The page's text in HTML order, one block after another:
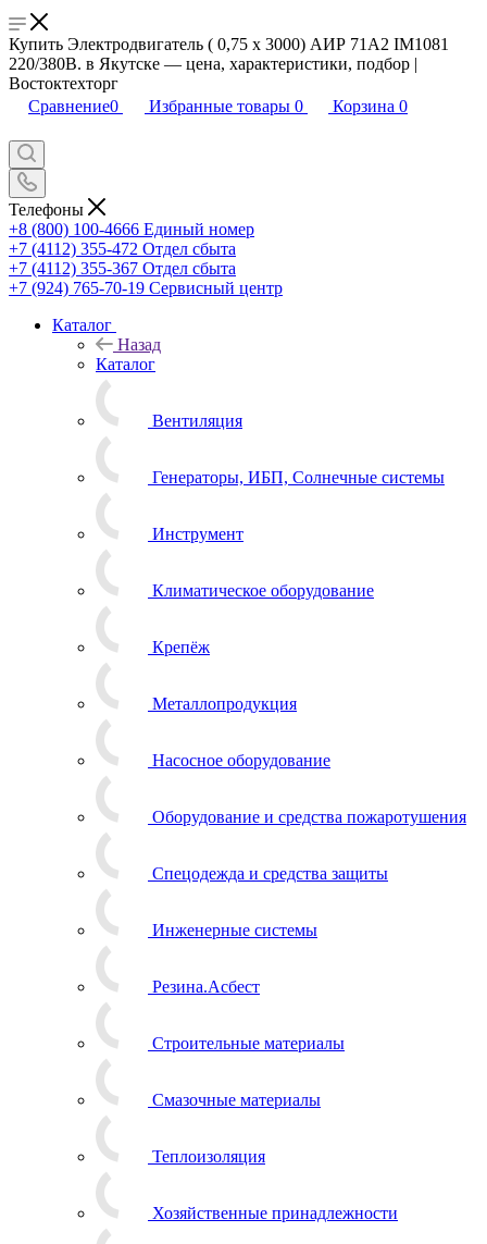
Купить Электродвигатель ( 0,75 х 3000) АИР 71А2 IM1081
220/380В. в Якутске — цена, характеристики, подбор |
Востоктехторг
Сравнение0 Избранные товары 0 Корзина 0
Телефоны
+8 (800) 100-4666 Единый номер
+7 (4112) 355-472 Отдел сбыта
+7 (4112) 355-367 Отдел сбыта
+7 (924) 765-70-19 Сервисный центр
Каталог
Назад
Каталог
Вентиляция
Генераторы, ИБП, Солнечные системы
Инструмент
Климатическое оборудование
Крепёж
Металлопродукция
Насосное оборудование
Оборудование и средства пожаротушения
Спецодежда и средства защиты
Инженерные системы
Резина.Асбест
Строительные материалы
Смазочные материалы
Теплоизоляция
Хозяйственные принадлежности